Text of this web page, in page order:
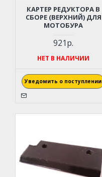
КАРТЕР РЕДУКТОРА В
СБОРЕ (ВЕРХНИЙ) ДЛЯ
МОТОБУРА
921р.
НЕТ В НАЛИЧИИ
Уведомить о поступлении